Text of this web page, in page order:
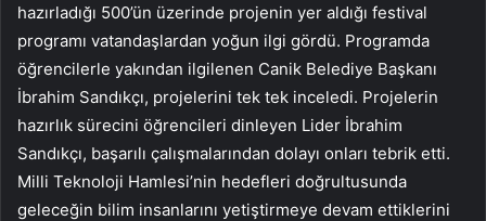
hazırladığı 500’ün üzerinde projenin yer aldığı festival
programı vatandaşlardan yoğun ilgi gördü. Programda
öğrencilerle yakından ilgilenen Canik Belediye Başkanı
İbrahim Sandıkçı, projelerini tek tek inceledi. Projelerin
hazırlık sürecini öğrencileri dinleyen Lider İbrahim
Sandıkçı, başarılı çalışmalarından dolayı onları tebrik etti.
Milli Teknoloji Hamlesi’nin hedefleri doğrultusunda
geleceğin bilim insanlarını yetiştirmeye devam ettiklerini